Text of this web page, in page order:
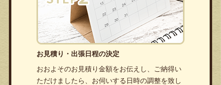
お見積り・出張日程の決定
おおよそのお見積り金額をお伝えし、ご納得い
ただけましたら、お伺いする日時の調整を致し